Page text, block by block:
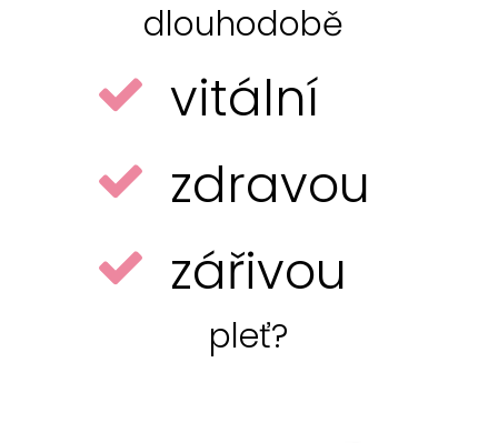
dlouhodobě
vitální
zdravou
zářivou
pleť?